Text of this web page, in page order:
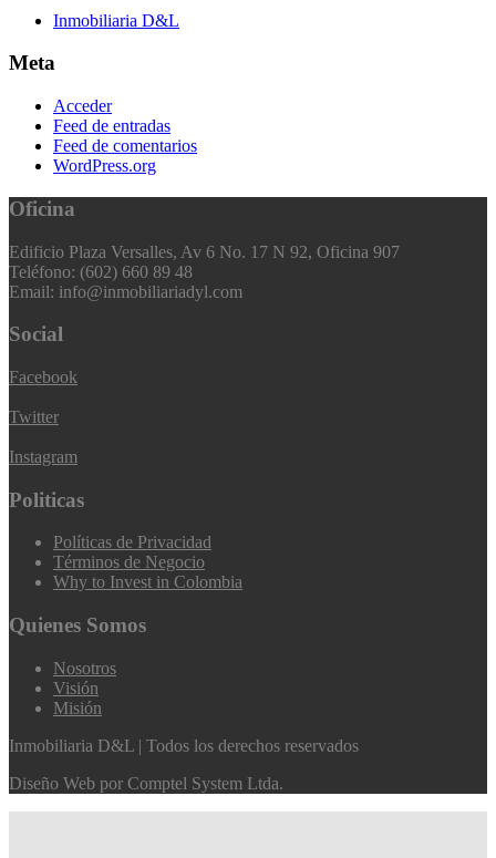
Inmobiliaria D&L
Meta
Acceder
Feed de entradas
Feed de comentarios
WordPress.org
Oficina
Edificio Plaza Versalles, Av 6 No. 17 N 92, Oficina 907
Teléfono: (602) 660 89 48
Email: info@inmobiliariadyl.com
Social
Facebook
Twitter
Instagram
Politicas
Políticas de Privacidad
Términos de Negocio
Why to Invest in Colombia
Quienes Somos
Nosotros
Visión
Misión
Inmobiliaria D&L | Todos los derechos reservados
Diseño Web por Comptel System Ltda.